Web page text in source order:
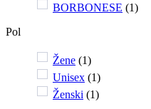
BORBONESE (1)
Pol
Žene (1)
Unisex (1)
Ženski (1)